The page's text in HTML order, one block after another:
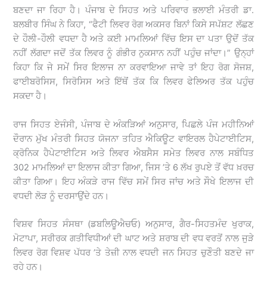
ਬਣਦਾ ਜਾ ਰਿਹਾ ਹੈ। ਪੰਜਾਬ ਦੇ ਸਿਹਤ ਅਤੇ ਪਰਿਵਾਰ ਭਲਾਈ ਮੰਤਰੀ ਡਾ.
ਬਲਬੀਰ ਸਿੰਘ ਨੇ ਕਿਹਾ, “ਫੈਟੀ ਲਿਵਰ ਰੋਗ ਅਕਸਰ ਬਿਨਾਂ ਕਿਸੇ ਸਪੱਸ਼ਟ ਲੱਛਣ
ਦੇ ਹੌਲੀ-ਹੌਲੀ ਵਧਦਾ ਹੈ ਅਤੇ ਕਈ ਮਾਮਲਿਆਂ ਵਿੱਚ ਇਸ ਦਾ ਪਤਾ ਉਦੋਂ ਤੱਕ
ਨਹੀਂ ਲੱਗਦਾ ਜਦੋਂ ਤੱਕ ਲਿਵਰ ਨੂੰ ਗੰਭੀਰ ਨੁਕਸਾਨ ਨਹੀਂ ਪਹੁੰਚ ਜਾਂਦਾ।” ਉਨ੍ਹਾਂ
ਕਿਹਾ ਕਿ ਜੇ ਸਮੇਂ ਸਿਰ ਇਲਾਜ ਨਾ ਕਰਵਾਇਆ ਜਾਵੇ ਤਾਂ ਇਹ ਰੋਗ ਸੋਜਸ਼,
ਫਾਈਬਰੋਸਿਸ, ਸਿਰੋਸਿਸ ਅਤੇ ਇੱਥੋਂ ਤੱਕ ਕਿ ਲਿਵਰ ਫੇਲਿਅਰ ਤੱਕ ਪਹੁੰਚ
ਸਕਦਾ ਹੈ।
ਰਾਜ ਸਿਹਤ ਏਜੰਸੀ, ਪੰਜਾਬ ਦੇ ਅੰਕੜਿਆਂ ਅਨੁਸਾਰ, ਪਿਛਲੇ ਪੰਜ ਮਹੀਨਿਆਂ
ਦੌਰਾਨ ਮੁੱਖ ਮੰਤਰੀ ਸਿਹਤ ਯੋਜਨਾ ਤਹਿਤ ਐਕਿਊਟ ਵਾਇਰਲ ਹੈਪੇਟਾਈਟਿਸ,
ਕ੍ਰੋਨਿਕ ਹੈਪੇਟਾਈਟਿਸ ਅਤੇ ਲਿਵਰ ਐਬਸੈਸ ਸਮੇਤ ਲਿਵਰ ਨਾਲ ਸਬੰਧਿਤ
302 ਮਾਮਲਿਆਂ ਦਾ ਇਲਾਜ ਕੀਤਾ ਗਿਆ, ਜਿਸ ’ਤੇ 6 ਲੱਖ ਰੁਪਏ ਤੋਂ ਵੱਧ ਖ਼ਰਚ
ਕੀਤਾ ਗਿਆ। ਇਹ ਅੰਕੜੇ ਰਾਜ ਵਿੱਚ ਸਮੇਂ ਸਿਰ ਜਾਂਚ ਅਤੇ ਸੌਖੇ ਇਲਾਜ ਦੀ
ਵਧਦੀ ਲੋੜ ਨੂੰ ਦਰਸਾਉਂਦੇ ਹਨ।
ਵਿਸ਼ਵ ਸਿਹਤ ਸੰਸਥਾ (ਡਬਲਿਊਐਚਓ) ਅਨੁਸਾਰ, ਗੈਰ-ਸਿਹਤਮੰਦ ਖੁਰਾਕ,
ਮੋਟਾਪਾ, ਸਰੀਰਕ ਗਤੀਵਿਧੀਆਂ ਦੀ ਘਾਟ ਅਤੇ ਸ਼ਰਾਬ ਦੀ ਵਧ ਵਰਤੋਂ ਨਾਲ ਜੁੜੇ
ਲਿਵਰ ਰੋਗ ਵਿਸ਼ਵ ਪੱਧਰ ’ਤੇ ਤੇਜ਼ੀ ਨਾਲ ਵਧਦੀ ਜਨ ਸਿਹਤ ਚੁਣੌਤੀ ਬਣਦੇ ਜਾ
ਰਹੇ ਹਨ।